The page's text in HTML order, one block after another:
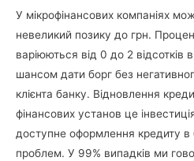
У мікрофінансових компаніях
невеликий позику до грн.
варіюються від 0 до 2 відсотків
шансом дати борг без
клієнта банку. Відновлення
фінансових установ це
доступне оформлення кредиту
проблем. У 99% випадків ми